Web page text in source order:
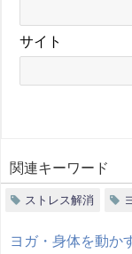
サイト
関連キーワード
ストレス解消
ヨガ・身体を動か